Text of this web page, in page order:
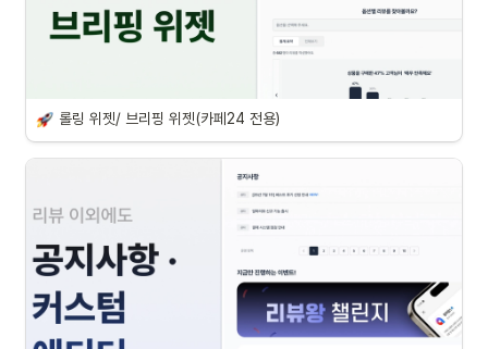
롤링 위젯/ 브리핑 위젯(카페24 전용)